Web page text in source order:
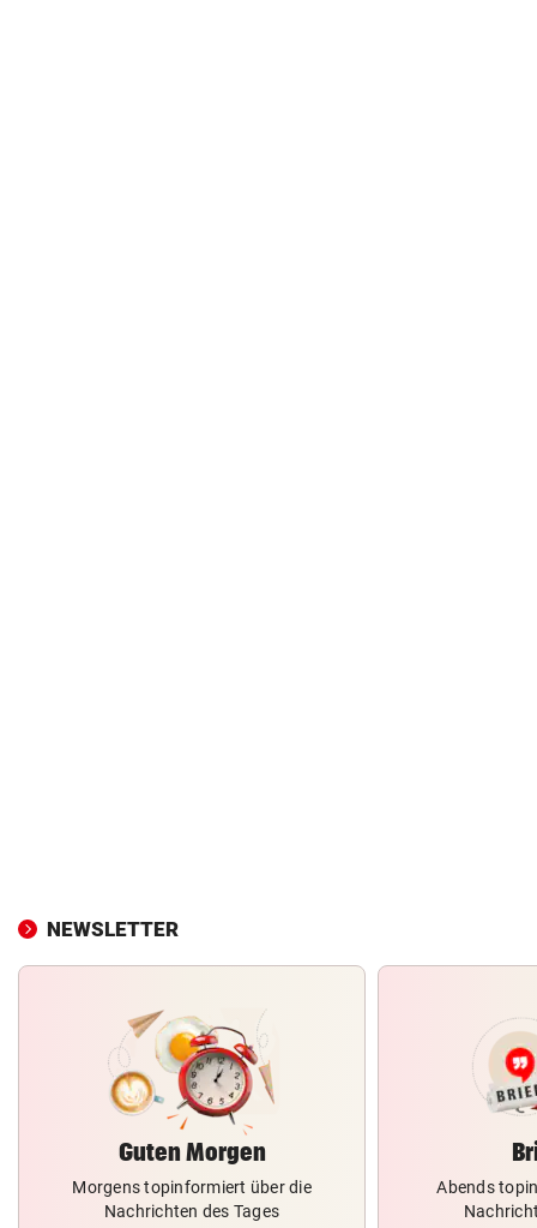
NEWSLETTER
Guten Morgen
Morgens topinformiert über die
Nachrichten des Tages
Abends